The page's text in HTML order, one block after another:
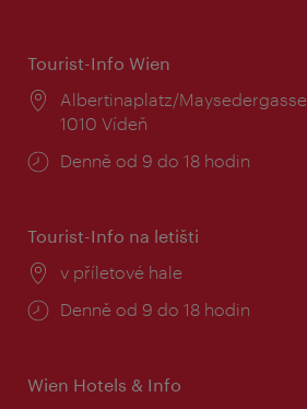
Tourist-Info Wien
Místo:
Albertinaplatz/Maysedergasse
1010 Vídeň
Provozní
Denně od 9 do 18 hodin
Tourist-Info na letišti
Místo:
v příletové hale
Provozní
Denně od 9 do 18 hodin
Wien Hotels & Info